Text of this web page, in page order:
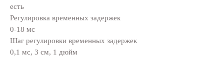
есть
Регулировка временных задержек
0-18 мс
Шаг регулировки временных задержек
0,1 мс, 3 см, 1 дюйм